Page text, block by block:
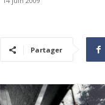
Partager